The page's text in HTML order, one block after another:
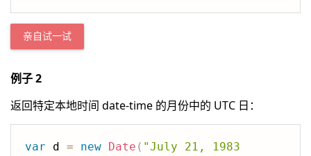
亲自试一试
例子 2
返回特定本地时间 date-time 的月份中的 UTC 日：
var d = new Date ( "July 21, 1983